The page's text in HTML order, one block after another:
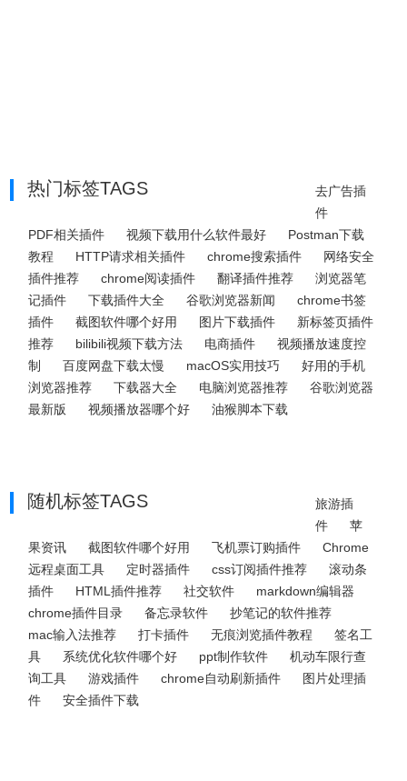
热门标签TAGS
去广告插
件
PDF相关插件
视频下载用什么软件最好
Postman下载
教程
HTTP请求相关插件 chrome搜索插件
网络安全
插件推荐
chrome阅读插件 翻译插件推荐
浏览器笔
记插件
下载插件大全 谷歌浏览器新闻
chrome书签
插件
截图软件哪个好用 图片下载插件
新标签页插件
推荐
bilibili视频下载方法 电商插件
视频播放速度控
制
百度网盘下载太慢 macOS实用技巧
好用的手机
浏览器推荐
下载器大全 电脑浏览器推荐
谷歌浏览器
最新版
视频播放器哪个好 油猴脚本下载
随机标签TAGS
旅游插
件
苹
果资讯
截图软件哪个好用 飞机票订购插件
Chrome
远程桌面工具
定时器插件 css订阅插件推荐
滚动条
插件
HTML插件推荐 社交软件
markdown编辑器
chrome插件目录
备忘录软件
抄笔记的软件推荐
mac输入法推荐
打卡插件 无痕浏览插件教程
签名工
具
系统优化软件哪个好 ppt制作软件
机动车限行查
询工具
游戏插件 chrome自动刷新插件
图片处理插
件
安全插件下载